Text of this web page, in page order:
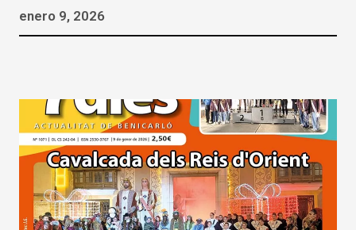
enero 9, 2026